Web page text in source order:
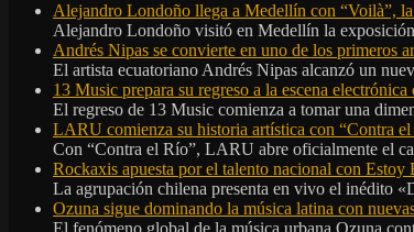
Alejandro Londoño llega a Medellín con “Voilà”,
Alejandro Londoño visitó en Medellín la
Andrés Nipas se convierte en uno de los primeros
El artista ecuatoriano Andrés Nipas alcanzó un
13 Music prepara su regreso a la escena
El regreso de 13 Music comienza a tomar una
LARU comienza su historia artística con “Contra
Con “Contra el Río”, LARU abre oficialmente el
Rockaxis apuesta por el talento nacional con
La agrupación chilena presenta en vivo el inédito
Ozuna sigue dominando la música latina con